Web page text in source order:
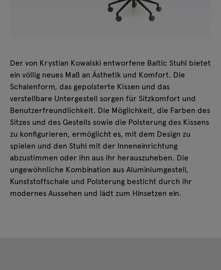
Der von Krystian Kowalski entworfene Baltic Stuhl bietet
ein völlig neues Maß an Ästhetik und Komfort. Die
Schalenform, das gepolsterte Kissen und das
verstellbare Untergestell sorgen für Sitzkomfort und
Benutzerfreundlichkeit. Die Möglichkeit, die Farben des
Sitzes und des Gestells sowie die Polsterung des Kissens
zu konfigurieren, ermöglicht es, mit dem Design zu
spielen und den Stuhl mit der Inneneinrichtung
abzustimmen oder ihn aus ihr herauszuheben. Die
ungewöhnliche Kombination aus Aluminiumgestell,
Kunststoffschale und Polsterung besticht durch ihr
modernes Aussehen und lädt zum Hinsetzen ein.